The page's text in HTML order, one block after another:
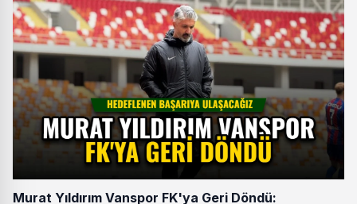
Murat Yıldırım Vanspor FK'ya Geri Döndü: